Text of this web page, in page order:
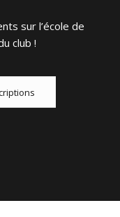
sur l’école de
club !